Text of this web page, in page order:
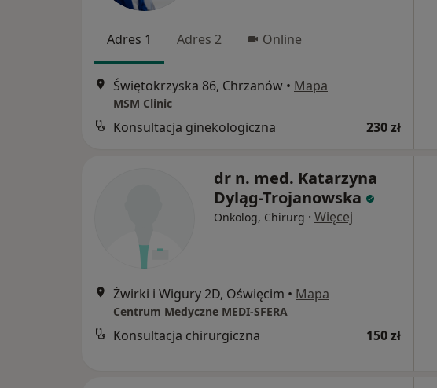
Adres 1 Adres 2 Online
Świętokrzyska 86, Chrzanów • Mapa
MSM Clinic
Konsultacja ginekologiczna 230 zł
dr n. med. Katarzyna
Dyląg-Trojanowska
Onkolog, Chirurg · Więcej
Żwirki i Wigury 2D, Oświęcim • Mapa
Centrum Medyczne MEDI-SFERA
Konsultacja chirurgiczna 150 zł